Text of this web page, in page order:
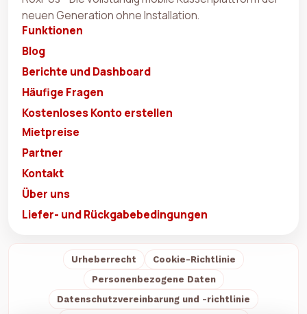
neuen Generation ohne Installation.
Funktionen
Blog
Berichte und Dashboard
Häufige Fragen
Kostenloses Konto erstellen
Mietpreise
Partner
Kontakt
Über uns
Liefer- und Rückgabebedingungen
Urheberrecht
Cookie-Richtlinie
Personenbezogene Daten
Datenschutzvereinbarung und -richtlinie